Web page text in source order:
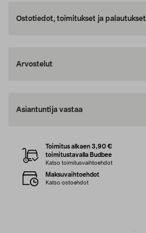
Ostotiedot, toimitukset ja palautukset
Arvostelut
Asiantuntija vastaa
Toimitus alkaen 3,90 €
toimitustavalla Budbee
Katso toimitusvaihtoehdot
Maksuvaihtoehdot
Katso ostoehdot